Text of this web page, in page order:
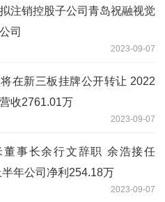
注销控股子公司青岛祝融视觉
司
2023-09-07
在新三板挂牌公开转让 2022
收2761.01万
2023-09-07
董事长余行文辞职 余浩接任
年公司净利254.18万
2023-09-07